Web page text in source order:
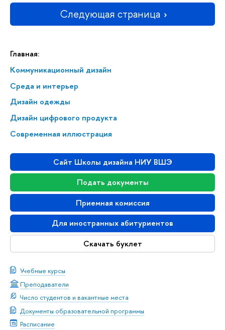
Главная:
Коммуникационный дизайн
Среда и интерьер
Дизайн одежды
Дизайн цифрового продукта
Современная иллюстрация
Сайт Школы дизайна НИУ ВШЭ
Подать документы
Приемная комиссия
Для иностранных абитуриентов
Скачать буклет
Учебные курсы
Преподаватели
Число студентов и вакантные места
Документы образовательной программы
Расписание
Следующая страница